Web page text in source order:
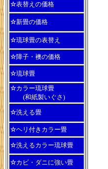
☆表替えの価格
☆新畳の価格
☆琉球畳の表替え
☆障子・襖の価格
☆琉球畳
☆カラー琉球畳
(和紙製いぐさ)
☆洗える畳
☆ヘリ付きカラー畳
☆洗えるカラー琉球畳
☆カビ・ダニに強い畳